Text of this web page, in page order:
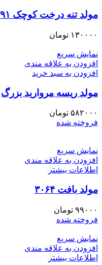
مولد تنه درخت کوچک ۷۹۱
۱۳۰۰۰۰ تومان
نمایش سریع
افزودن به علاقه مندی
افزودن به سبد خرید
مولد ریسه مروارید بزرگ
۵۸۲۰۰۰ تومان
فروخته شده
نمایش سریع
افزودن به علاقه مندی
اطلاعات بیشتر
مولد بافت ۳۰۶۴
۹۹۰۰۰ تومان
فروخته شده
نمایش سریع
افزودن به علاقه مندی
اطلاعات بیشتر